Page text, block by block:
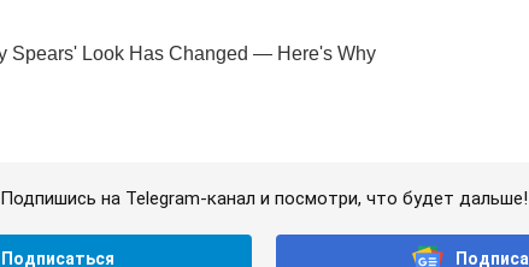
Подпишись на Telegram-канал и посмотри, что будет дальше!
Подписаться